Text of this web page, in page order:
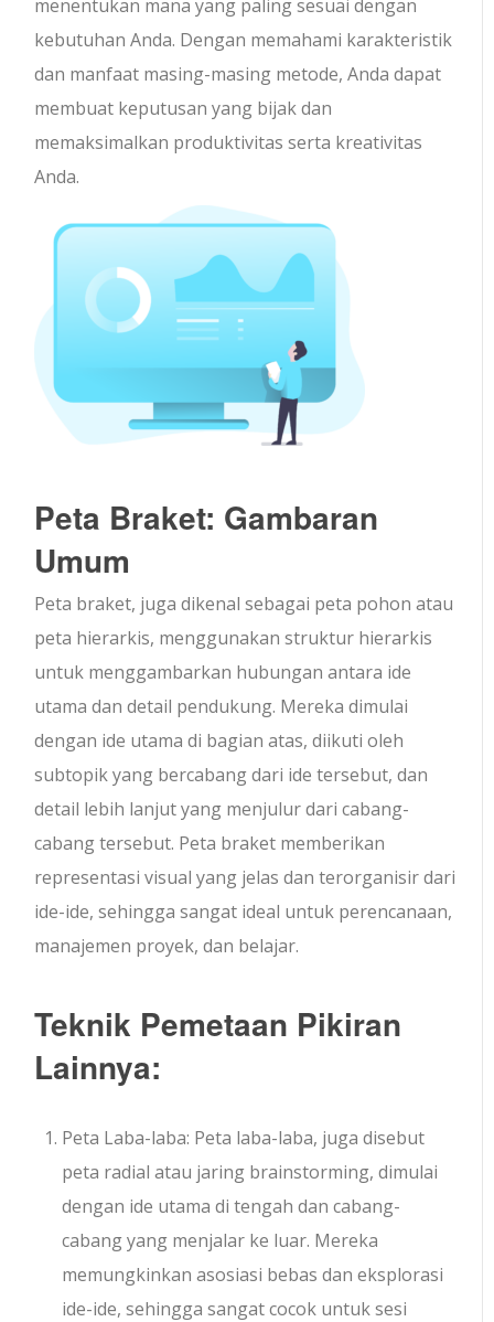
menentukan mana yang paling sesuai dengan
kebutuhan Anda. Dengan memahami karakteristik
dan manfaat masing-masing metode, Anda dapat
membuat keputusan yang bijak dan
memaksimalkan produktivitas serta kreativitas
Anda.
Peta Braket: Gambaran
Umum
Peta braket, juga dikenal sebagai peta pohon atau
peta hierarkis, menggunakan struktur hierarkis
untuk menggambarkan hubungan antara ide
utama dan detail pendukung. Mereka dimulai
dengan ide utama di bagian atas, diikuti oleh
subtopik yang bercabang dari ide tersebut, dan
detail lebih lanjut yang menjulur dari cabang-
cabang tersebut. Peta braket memberikan
representasi visual yang jelas dan terorganisir dari
ide-ide, sehingga sangat ideal untuk perencanaan,
manajemen proyek, dan belajar.
Teknik Pemetaan Pikiran
Lainnya:
Peta Laba-laba: Peta laba-laba, juga disebut
peta radial atau jaring brainstorming, dimulai
dengan ide utama di tengah dan cabang-
cabang yang menjalar ke luar. Mereka
memungkinkan asosiasi bebas dan eksplorasi
ide-ide, sehingga sangat cocok untuk sesi